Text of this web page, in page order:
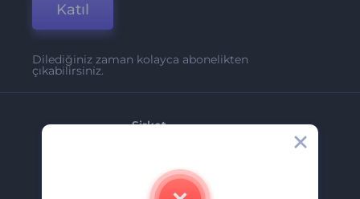
Katıl
Dilediğiniz zaman kolayca abonelikten
çıkabilirsiniz.
Şirket
İletişim